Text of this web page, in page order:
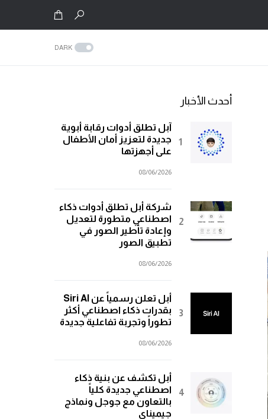
DARK
أحدث الأخبار
آبل تطلق أدوات رقابة أبوية
جديدة لتعزيز أمان الأطفال
على أجهزتها
08/06/2026
شركة أبل تطلق أدوات ذكاء
اصطناعي متطورة لتعديل
وإعادة تأطير الصور في
تطبيق الصور
08/06/2026
أبل تعلن رسمياً عن Siri AI
بقدرات ذكاء اصطناعي أكثر
تطوراً وتجربة تفاعلية جديدة
08/06/2026
أبل تكشف عن بنية ذكاء
اصطناعي جديدة كلياً
بالتعاون مع جوجل ونماذج
جيميناي